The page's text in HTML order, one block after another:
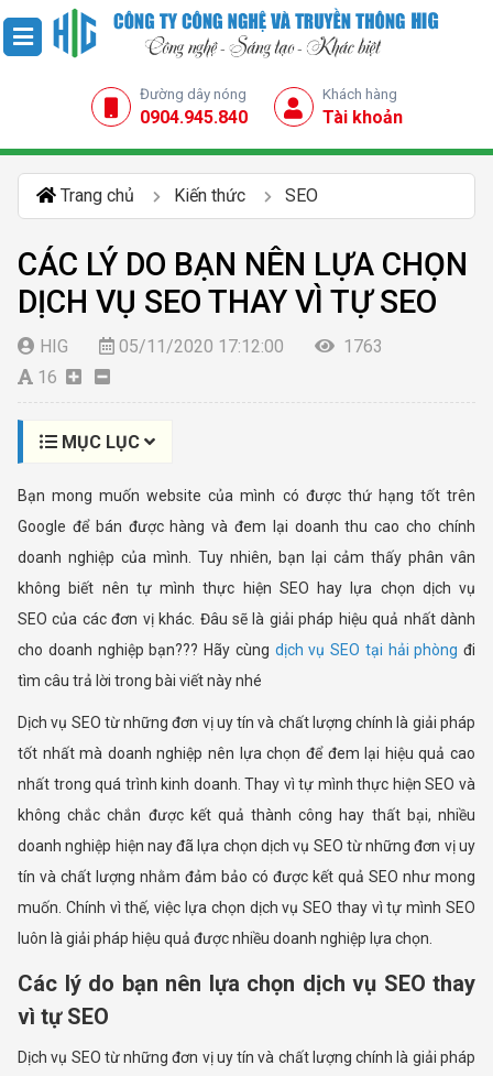
Đường dây nóng
0904.945.840
Khách hàng
Tài khoản
Trang chủ Kiến thức SEO
CÁC LÝ DO BẠN NÊN LỰA CHỌN
DỊCH VỤ SEO THAY VÌ TỰ SEO
HIG 05/11/2020 17:12:00
1763
16
MỤC LỤC
Bạn mong muốn website của mình có được thứ hạng tốt trên
Google để bán được hàng và đem lại doanh thu cao cho chính
doanh nghiệp của mình. Tuy nhiên, bạn lại cảm thấy phân vân
không biết nên tự mình thực hiện SEO hay lựa chọn dịch vụ
SEO của các đơn vị khác. Đâu sẽ là giải pháp hiệu quả nhất dành
cho doanh nghiệp bạn??? Hãy cùng dịch vụ SEO tại hải phòng đi
tìm câu trả lời trong bài viết này nhé
Dịch vụ SEO từ những đơn vị uy tín và chất lượng chính là giải pháp
tốt nhất mà doanh nghiệp nên lựa chọn để đem lại hiệu quả cao
nhất trong quá trình kinh doanh. Thay vì tự mình thực hiện SEO và
không chắc chắn được kết quả thành công hay thất bại, nhiều
doanh nghiệp hiện nay đã lựa chọn dịch vụ SEO từ những đơn vị uy
tín và chất lượng nhằm đảm bảo có được kết quả SEO như mong
muốn. Chính vì thế, việc lựa chọn dịch vụ SEO thay vì tự mình SEO
luôn là giải pháp hiệu quả được nhiều doanh nghiệp lựa chọn.
Các lý do bạn nên lựa chọn dịch vụ SEO thay
vì tự SEO
Dịch vụ SEO từ những đơn vị uy tín và chất lượng chính là giải pháp